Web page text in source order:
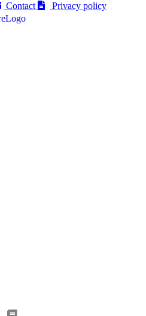
Contact Privacy policy